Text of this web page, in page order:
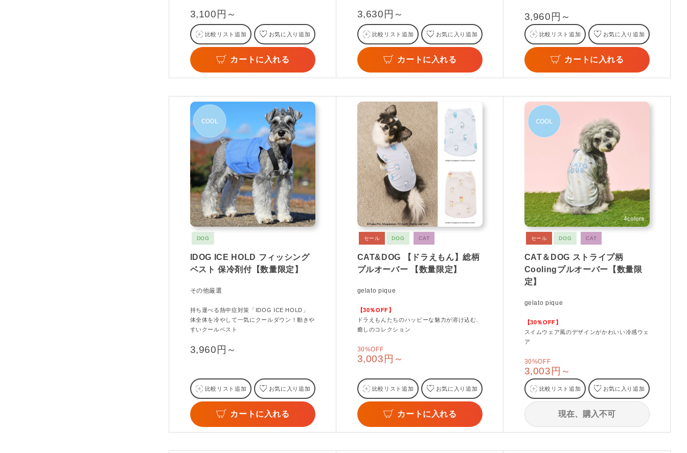
3,100円～
比較リスト追加 お気に入り追加
カートに入れる
3,630円～
比較リスト追加 お気に入り追加
カートに入れる
3,960円～
比較リスト追加 お気に入り追加
カートに入れる
DOG
IDOG ICE HOLD フィッシング
ベスト 保冷剤付【数量限定】
その他厳選
持ち運べる熱中症対策「IDOG ICE HOLD」
体全体を冷やして一気にクールダウン！動きや
すいクールベスト
3,960円～
比較リスト追加 お気に入り追加
カートに入れる
セール DOG CAT
CAT&DOG 【ドラえもん】総柄
プルオーバー 【数量限定】
gelato pique
【30％OFF】
ドラえもんたちのハッピーな魅力が溶け込む、
癒しのコレクション
30%OFF
3,003円～
比較リスト追加 お気に入り追加
カートに入れる
セール DOG CAT
CAT＆DOG ストライプ柄
Coolingプルオーバー【数量限
定】
gelato pique
【30％OFF】
スイムウェア風のデザインがかわいい冷感ウェ
ア
30%OFF
3,003円～
比較リスト追加 お気に入り追加
現在、購入不可